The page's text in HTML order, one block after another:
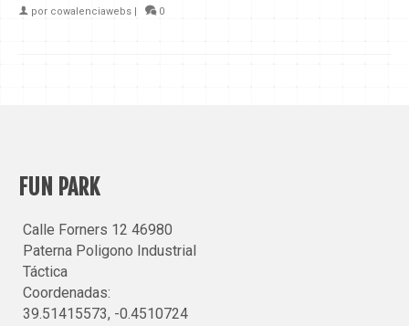
por cowalenciawebs 0
FUN PARK
Calle Forners 12 46980
Paterna Poligono Industrial
Táctica
Coordenadas:
39.51415573, -0.4510724